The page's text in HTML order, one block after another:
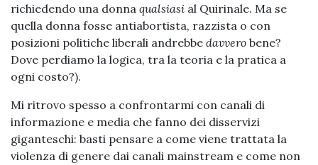
richiedendo una donna qualsiasi al Quirinale. Ma se
quella donna fosse antiabortista, razzista o con
posizioni politiche liberali andrebbe davvero bene?
Dove perdiamo la logica, tra la teoria e la pratica a
ogni costo?).
Mi ritrovo spesso a confrontarmi con canali di
informazione e media che fanno dei disservizi
giganteschi: basti pensare a come viene trattata la
violenza di genere dai canali mainstream e come non